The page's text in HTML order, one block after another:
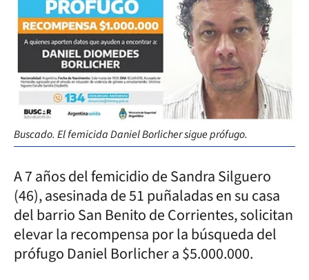
Buscado. El femicida Daniel Borlicher sigue prófugo.
A 7 años del femicidio de Sandra Silguero
(46), asesinada de 51 puñaladas en su casa
del barrio San Benito de Corrientes, solicitan
elevar la recompensa por la búsqueda del
prófugo Daniel Borlicher a $5.000.000.